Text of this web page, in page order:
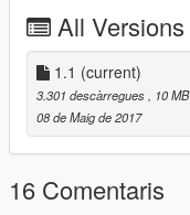
All Versions
1.1 (current)
3.301 descàrregues
, 10 MB
08 de Maig de 2017
16 Comentaris